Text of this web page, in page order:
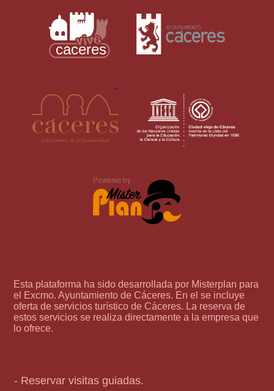
Esta plataforma ha sido desarrollada por Misterplan para
el Excmo. Ayuntamiento de Cáceres. En el se incluye
oferta de servicios turístico de Cáceres. La reserva de
estos servicios se realiza directamente a la empresa que
lo ofrece.
- Reservar visitas guiadas.